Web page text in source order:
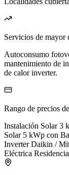
Servicios de mayor
Autoconsumo
mantenimiento de
de calor inverter.
Rango de precios
Instalación Solar 3
Solar 5 kWp con
Inverter Daikin /
Eléctrica